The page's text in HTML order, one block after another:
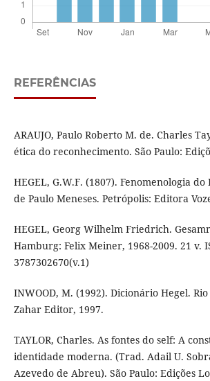
REFERÊNCIAS
ARAUJO, Paulo Roberto M. de. Charles
ética do reconhecimento. São Paulo:
HEGEL, G.W.F. (1807). Fenomenologia
de Paulo Meneses. Petrópolis: Editora
HEGEL, Georg Wilhelm Friedrich.
Hamburg: Felix Meiner, 1968-2009. 21 v.
3787302670(v.1)
INWOOD, M. (1992). Dicionário Hegel.
Zahar Editor, 1997.
TAYLOR, Charles. As fontes do self: A
identidade moderna. (Trad. Adail U.
Azevedo de Abreu). São Paulo: Edições